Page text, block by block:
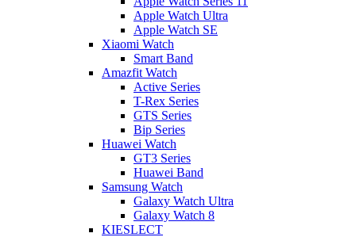
Apple Watch Ultra
Apple Watch SE
Xiaomi Watch
Smart Band
Amazfit Watch
Active Series
T-Rex Series
GTS Series
Bip Series
Huawei Watch
GT3 Series
Huawei Band
Samsung Watch
Galaxy Watch Ultra
Galaxy Watch 8
KIESLECT